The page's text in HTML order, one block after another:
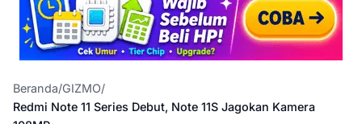
Beranda/GIZMO/
Redmi Note 11 Series Debut, Note 11S Jagokan Kamera